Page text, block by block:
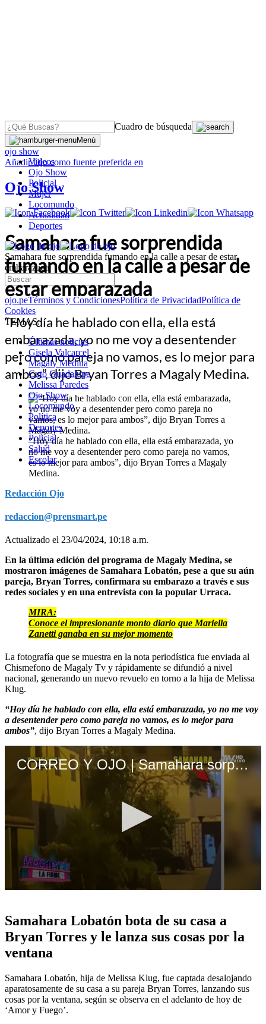
Cuadro de búsqueda
Menú
Videos
Ojo Show
Policial
Mujer
Locomundo
Actualidad
Deportes
Samahara fue sorprendida fumando en la calle a pesar de estar
embarazada
ojo.peTérminos y CondicionesPolítica de PrivacidadPolítica de
Cookies
TEMAS:
Últimas noticias
Gisela Valcarcel
Magaly Medina
Cuto Guadalupe
Melissa Paredes
Ojo Show
Locomundo
Política
Deportes
Policial
Salud
Escolar
OJO
ojo show
AñadirOjocomo fuente preferida en
Ojo Show
Samahara fue sorprendida
fumando en la calle a pesar de
estar embarazada
“Hoy día he hablado con ella, ella está
embarazada, yo no me voy a desentender
pero como pareja no vamos, es lo mejor para
ambos”, dijo Bryan Torres a Magaly Medina.
“Hoy día he hablado con ella, ella está embarazada, yo
no me voy a desentender pero como pareja no vamos,
es lo mejor para ambos”, dijo Bryan Torres a Magaly
Medina.
Redacción Ojo
redaccion@prensmart.pe
Actualizado el 23/04/2024, 10:18 a.m.
En la última edición del programa de Magaly Medina, se
mostraron imágenes de Samahara Lobatón, pese a que su aún
pareja, Bryan Torres, confirmara su embarazo a través e sus
redes sociales y en una entrevista con la popular Urraca.
MIRA:
Conoce el impresionante monto diario que Mariella
Zanetti ganaba en su mejor momento
La fotografía que se muestra en la nota periodística fue enviada al
Chismefono de Magaly Tv y rápidamente se difundió a nivel
nacional, generando un nuevo revuelo en torno a la hija de Melissa
Klug.
“Hoy día he hablado con ella, ella está embarazada, yo no me voy
a desentender pero como pareja no vamos, es lo mejor para
ambos”, dijo Bryan Torres a Magaly Medina.
CORREO Y OJO | Samahara sorprende al ser fotografiada fumando
4
minutes,
57
seconds
Samahara Lobatón bota de su casa a
Bryan Torres y le lanza sus cosas por la
ventana
Samahara Lobatón, hija de Melissa Klug, fue captada desalojando
aparatosamente de su casa a su pareja Bryan Torres, lanzando sus
cosas por la ventana, según se observa en el adelanto de hoy de
‘Amor y Fuego’.